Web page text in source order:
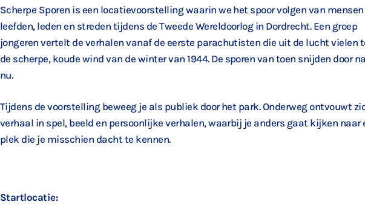
Scherpe Sporen is een locatievoorstelling waarin we het spoor volgen van
leefden, leden en streden tijdens de Tweede Wereldoorlog in Dordrecht. Een groep
jongeren vertelt de verhalen vanaf de eerste parachutisten die uit de lucht vielen
de scherpe, koude wind van de winter van 1944. De sporen van toen snijden door
nu.
Tijdens de voorstelling beweeg je als publiek door het park. Onderweg ontvouwt
verhaal in spel, beeld en persoonlijke verhalen, waarbij je anders gaat kijken naar
plek die je misschien dacht te kennen.
Startlocatie: